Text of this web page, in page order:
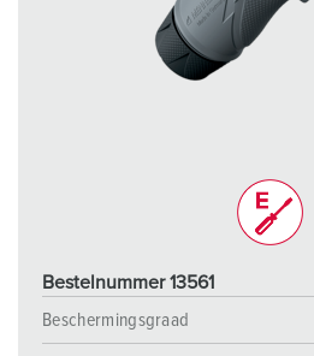
Bestelnummer 13561
Beschermingsgraad